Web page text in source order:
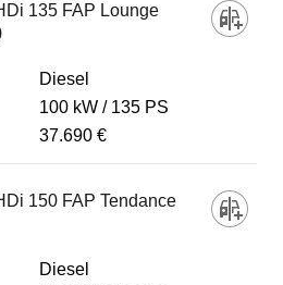
135 FAP Lounge
Diesel
100 kW
135 PS
37.690 €
150 FAP Tendance
Diesel